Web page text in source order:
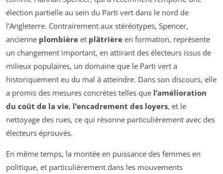
élection partielle au sein du Parti vert dans le nord de
l’Angleterre. Contrairement aux stéréotypes, Spencer,
ancienne plombière et plâtrière en formation, représente
un changement important, en attirant des électeurs issus de
milieux populaires, un domaine que le Parti vert a
historiquement eu du mal à atteindre. Dans son discours, elle
a promis des mesures concrètes telles que l’amélioration
du coût de la vie, l’encadrement des loyers, et le
nettoyage des rues, ce qui résonne particulièrement avec des
électeurs éprouvés.
En même temps, la montée en puissance des femmes en
politique, et particulièrement dans les mouvements